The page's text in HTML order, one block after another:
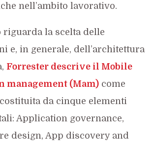
nell’ambito lavorativo.
riguarda la scelta delle
e, in generale, dell’architettura
Forrester descrive il Mobile
management(Mam)come
da cinque elementi
Application governance,
design, App discovery and